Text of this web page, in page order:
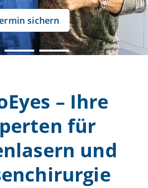
sichern
– Ihre
für
und